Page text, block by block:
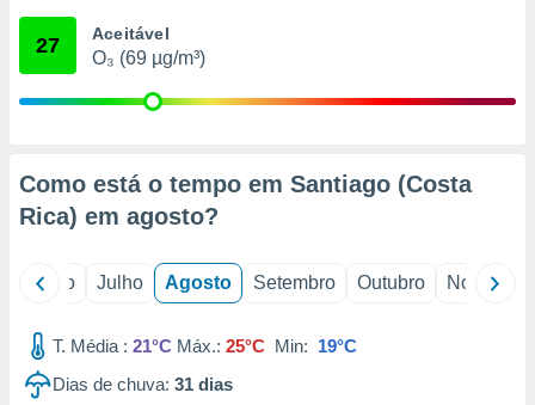
através
1199
27 Aceitável
O₃ (69 µg/m³)
Como está o tempo em Santiago (Costa
Rica) em agosto?
Junho Julho Agosto Setembro Outubro Novembro
T. Média : 21°C Máx.: 25°C Min: 19°C
Dias de chuva: 31 dias